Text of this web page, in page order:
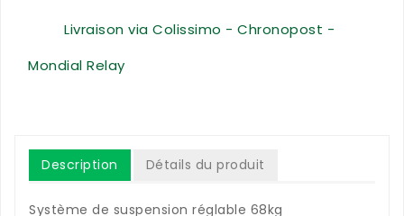
Livraison via Colissimo - Chronopost -
Mondial Relay
Description Détails du produit
Système de suspension réglable 68kg